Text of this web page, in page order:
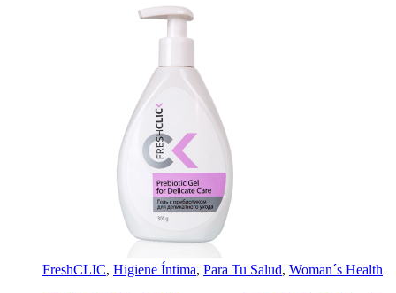
FreshCLIC, Higiene Íntima, Para Tu Salud, Woman´s Health